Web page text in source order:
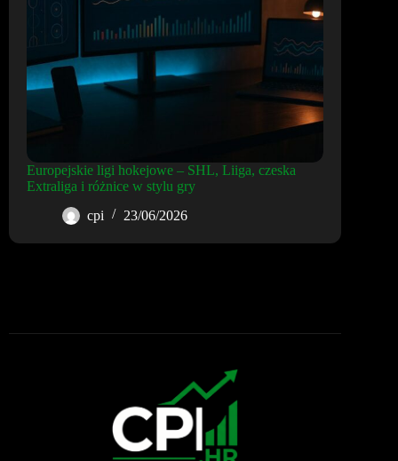
Europejskie ligi hokejowe – SHL, Liiga, czeska
Extraliga i różnice w stylu gry
cpi
23/06/2026